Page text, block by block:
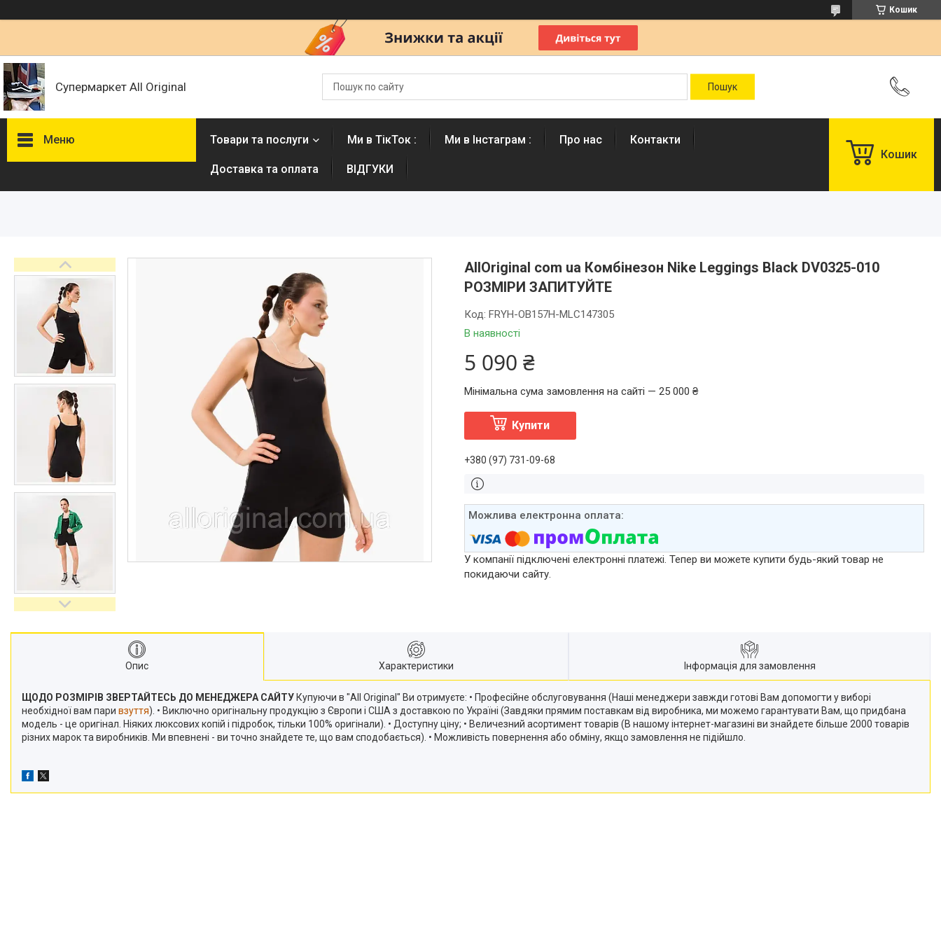
Кошик
Супермаркет All Original
Меню Товари та послуги Ми в ТікТок : Ми в Інстаграм : Про нас Контакти
Доставка та оплата ВІДГУКИ
Кошик
AllOriginal com ua Комбінезон Nike Leggings Black DV0325-010
РОЗМІРИ ЗАПИТУЙТЕ
В наявності
Код: FRYH-OB157H-MLC147305
5 090 ₴
Мінімальна сума замовлення на сайті — 25 000 ₴
Купити
+380 (97) 731-09-68
У компанії підключені електронні платежі. Тепер ви можете купити будь-який товар не
покидаючи сайту.
Опис Характеристики Інформація для замовлення
ЩОДО РОЗМІРІВ ЗВЕРТАЙТЕСЬ ДО МЕНЕДЖЕРА САЙТУ Купуючи в "All Original" Ви отримуєте: • Професійне обслуговування (Наші менеджери завжди готові Вам допомогти у виборі
необхідної вам пари взуття). • Виключно оригінальну продукцію з Європи і США з доставкою по Україні (Завдяки прямим поставкам від виробника, ми можемо гарантувати Вам, що придбана
модель - це оригінал. Ніяких люксових копій і підробок, тільки 100% оригінали). • Доступну ціну; • Величезний асортимент товарів (В нашому інтернет-магазині ви знайдете більше 2000 товарів
різних марок та виробників. Ми впевнені - ви точно знайдете те, що вам сподобається). • Можливість повернення або обміну, якщо замовлення не підійшло.